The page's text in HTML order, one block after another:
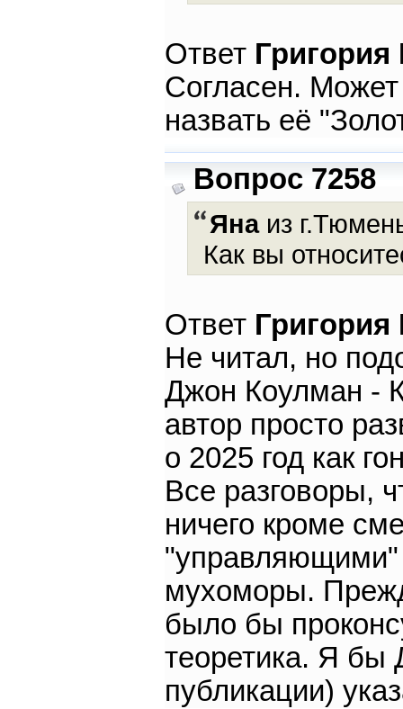
Ответ
Согласен.
назвать её
Вопрос 7258
Янаиз
Как вы
Ответ
Не читал, но
Джон Коулман -
автор просто
о 2025 год как
Все разговоры,
ничего кроме
"управляющими"
мухоморы.
было бы
теоретика. Я бы
публикации)